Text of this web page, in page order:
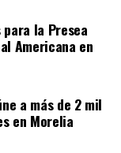
créditos a
la Presea
Americana en
a más de 2 mil
en Morelia